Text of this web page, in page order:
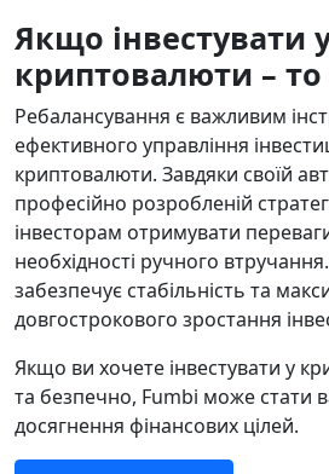
Якщо інвестувати
криптовалюти – то
Ребалансування є важливим
ефективного управління
криптовалюти. Завдяки своїй
професійно розробленій
інвесторам отримувати
необхідності ручного
забезпечує стабільність та
довгострокового зростання
Якщо ви хочете інвестувати у
та безпечно, Fumbi може стати
досягнення фінансових цілей.